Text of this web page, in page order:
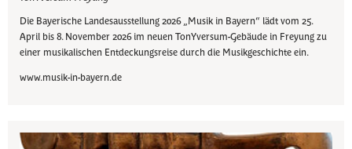
Die Bayerische Landesausstellung 2026 „Musik in Bayern“ lädt vom 25.
April bis 8. November 2026 im neuen TonYversum-Gebäude in Freyung zu
einer musikalischen Entdeckungsreise durch die Musikgeschichte ein.
www.musik-in-bayern.de